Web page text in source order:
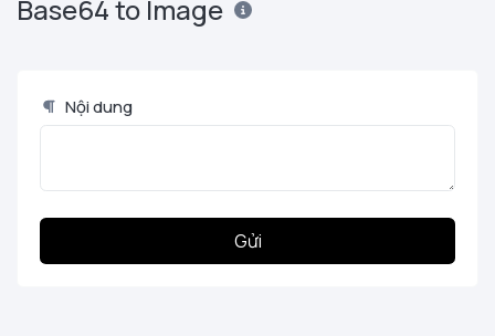
Base64 to Image
Nội dung
Gửi